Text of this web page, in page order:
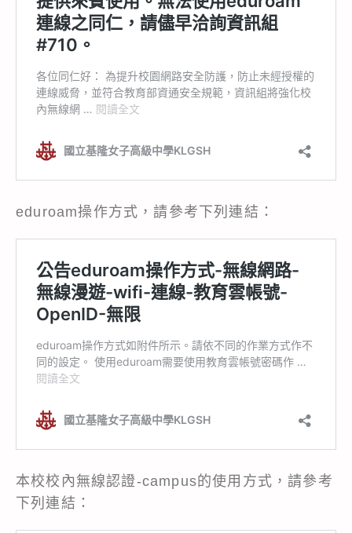
eduroam操作方式，請參考下列連結：
本校校內無線認證-campus的使用方式，請參考
下列連結：